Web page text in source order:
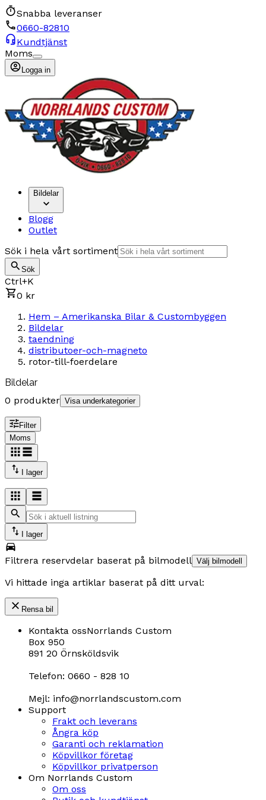
Snabba leveranser
0660-82810
Kundtjänst
Moms
Logga in
Bildelar
Blogg
Outlet
Sök i hela vårt sortiment
Sök
Ctrl+K
0 kr
Hem – Amerikanska Bilar & Custombyggen
Bildelar
taendning
distributoer-och-magneto
rotor-till-foerdelare
Bildelar
0 produkter Visa underkategorier
Filter
Moms
I lager
I lager
Filtrera reservdelar baserat på bilmodell Välj bilmodell
Vi hittade inga artiklar baserat på ditt urval:
Rensa bil
Kontakta ossNorrlands Custom
Box 950
891 20 Örnsköldsvik
Telefon: 0660 - 828 10
Mejl: info@norrlandscustom.com
Support
Frakt och leverans
Ångra köp
Garanti och reklamation
Köpvillkor företag
Köpvillkor privatperson
Om Norrlands Custom
Om oss